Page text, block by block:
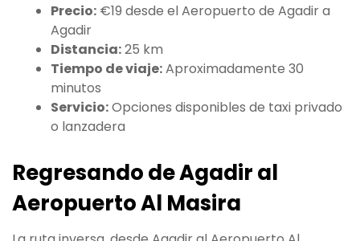
Precio: €19 desde el Aeropuerto de Agadir a
Agadir
Distancia:25 km
Tiempo de viaje:Aproximadamente 30
minutos
Servicio:Opciones disponibles de taxi privado
o lanzadera
Regresando de Agadir al
Aeropuerto Al Masira